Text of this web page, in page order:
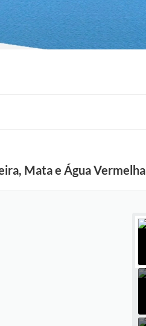
Mata e Água Vermelha